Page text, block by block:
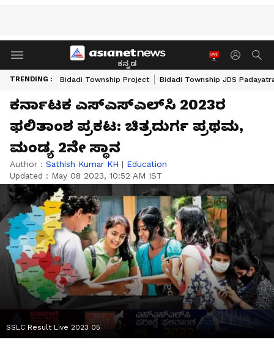
ಕನ್ನಡ
TRENDING : Bidadi Township Project Bidadi Township JDS
ಕರ್ನಾಟಕ ಎಸ್‌ಎಸ್‌ಎಲ್‌ಸಿ 2023ರ
ಫಲಿತಾಂಶ ಪ್ರಕಟ: ಚಿತ್ರದುರ್ಗ ಪ್ರಥಮ,
ಮಂಡ್ಯ 2ನೇ ಸ್ಥಾನ
Author : Sathish Kumar KH | Education
Updated : May 08 2023, 10:52 AM IST
SSLC Result Live 2023 05